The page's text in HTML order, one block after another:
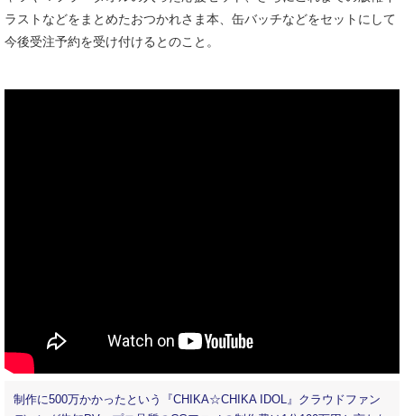
ラストなどをまとめたおつかれさま本、缶バッチなどをセットにして
今後受注予約を受け付けるとのこと。
制作に500万かかったという『CHIKA☆CHIKA IDOL』クラウドファン